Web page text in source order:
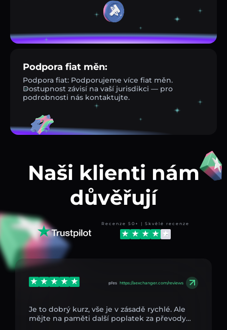
Podpora fiat měn:
Podpora fiat: Podporujeme více fiat měn.
Dostupnost závisí na vaší jurisdikci — pro
podrobnosti nás kontaktujte.
Naši klienti nám
důvěřují
Recenze 50+ | Skvělé recenze
přes https://aexchanger.com/reviews
Je to dobrý kurz, vše je v zásadě rychlé. Ale
mějte na paměti další poplatek za převody…